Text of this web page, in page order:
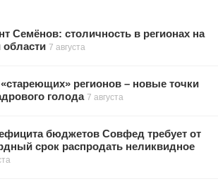
Семёнов: столичность в регионах на
7 августа
регионов – новые точки
голода 7 августа
бюджетов Совфед требует от
срок распродать неликвидное